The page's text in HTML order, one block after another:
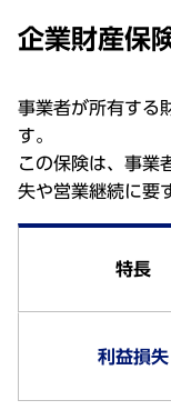
企業財産保
事業者が所有する
す。
この保険は、事業
失や営業継続に要
特長
利益損失